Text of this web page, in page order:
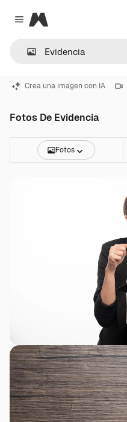
Close menu
Magnific
Crea una imagen con IA
Fotos De Evidencia
Fotos